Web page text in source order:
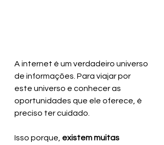
A internet é um verdadeiro universo
de informações. Para viajar por
este universo e conhecer as
oportunidades que ele oferece, é
preciso ter cuidado.
Isso porque, existem muitas